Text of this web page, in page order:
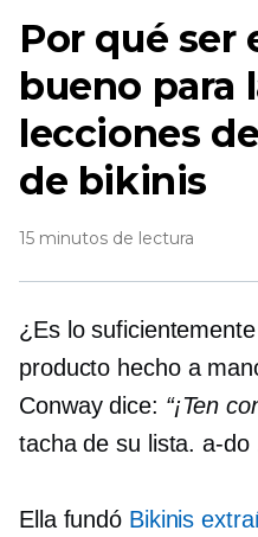
Por qué ser
bueno para
lecciones
de bikinis
15 minutos de lectura
¿Es lo
producto hecho a
Conway dice: “¡Ten
tacha de su lista.a-do
Ella fundó Bikinis